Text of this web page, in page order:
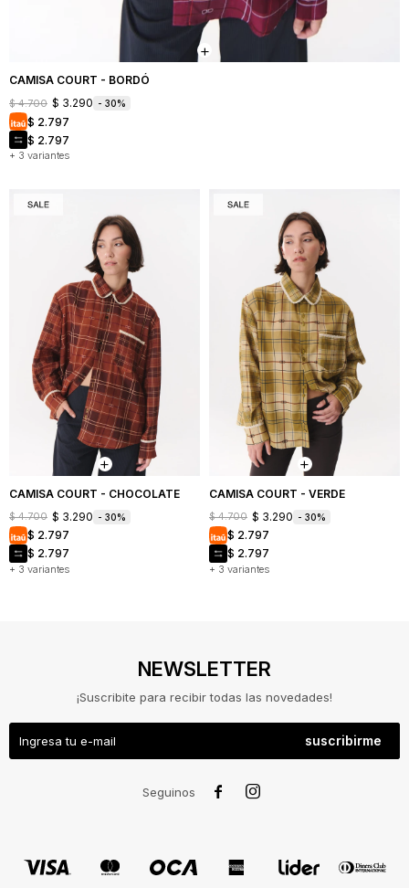
CAMISA COURT - BORDÓ
+ 3 variantes
$ 4.700 $ 3.290 30
$ 2.797
$ 2.797
CAMISA COURT - CHOCOLATE
+ 3 variantes
$ 4.700 $ 3.290 30
$ 2.797
$ 2.797
CAMISA COURT - VERDE
+ 3 variantes
$ 4.700 $ 3.290 30
$ 2.797
$ 2.797
NEWSLETTER
¡Suscribite para recibir todas las novedades!
suscribirme
Seguinos  
NOSOTROS
Y